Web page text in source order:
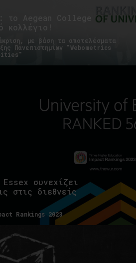
το Aegean College
κολλέγιο!
με βάση τα αποτελέσματα
Πανεπιστημίων "Webometrics
συνεχίζει
στις διεθνείς
Rankings 2023